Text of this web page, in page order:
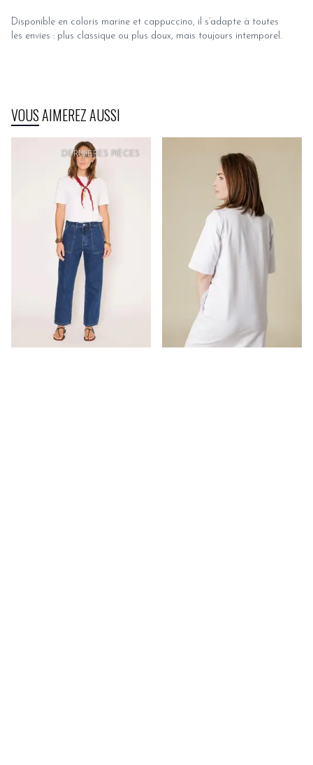
Disponible en coloris marine et cappuccino, il s’adapte à toutes
les envies : plus classique ou plus doux, mais toujours intemporel.
VOUS AIMEREZ AUSSI
PRIX DOUX
DERNIÈRES PIÈCES